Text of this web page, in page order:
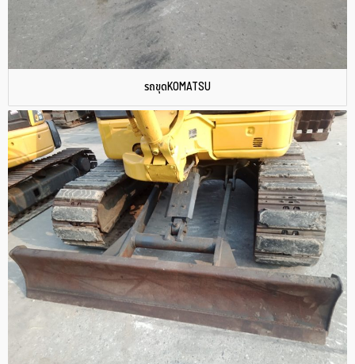
รถขุดKOMATSU